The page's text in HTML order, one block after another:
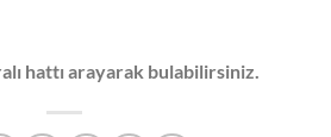
hattı arayarak bulabilirsiniz.